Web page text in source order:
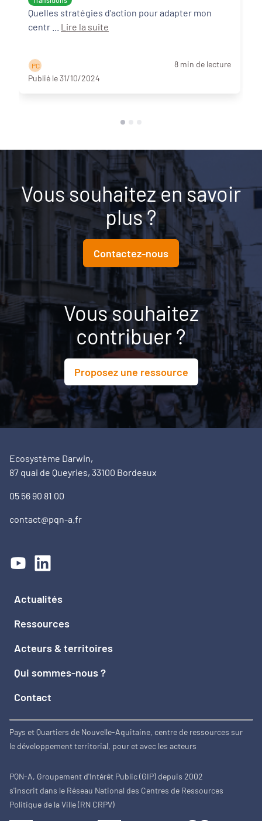
Quelles stratégies d'action pour adapter mon
Lire la suite
P C
8 min de lecture
Publié le 31/10/2024
Vous souhaitez en savoir
plus ?
Contactez-nous
Vous souhaitez
contribuer ?
Proposez une ressource
Ecosystème Darwin,
87 quai de Queyries, 33100 Bordeaux
05 56 90 81 00
contact@pqn-a.fr
Actualités
Ressources
Acteurs & territoires
Qui sommes-nous ?
Contact
Pays et Quartiers de Nouvelle-Aquitaine, centre de ressources sur
le développement territorial, pour et avec les acteurs
PQN-A, Groupement d'Intérêt Public (GIP) depuis 2002
s'inscrit dans le Réseau National des Centres de Ressources
Politique de la Ville (RN CRPV)